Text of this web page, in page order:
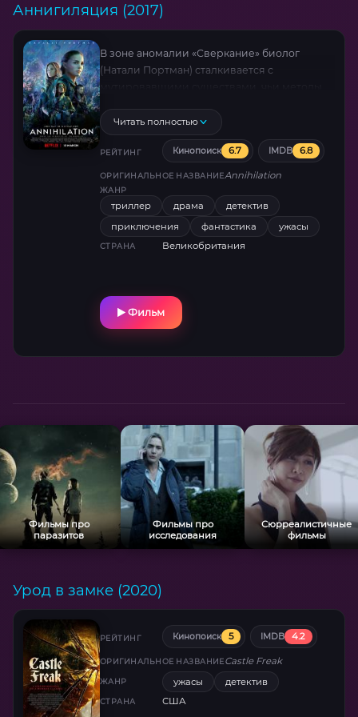
Аннигиляция (2017)
В зоне аномалии «Сверкание» биолог
(Натали Портман) сталкивается с
Алекс Гарленд создал визуально
ошеломляющую аллегорию
саморазрушения. Сцена с «медвежьим»
монстром стала эталоном
экзистенциального ужаса.
Читать полностью
РЕЙТИНГ Кинопоиск 6.7 IMDB 6.8
ОРИГИНАЛЬНОЕ НАЗВАНИЕAnnihilation
ЖАНР
триллер драма
детектив
приключения
фантастика ужасы
СТРАНА Великобритания
Фильм
Фильмы про
паразитов
Фильмы про
исследования
Сюрреалистичные
фильмы
Урод в замке (2020)
РЕЙТИНГ Кинопоиск 5 IMDB 4.2
ОРИГИНАЛЬНОЕ НАЗВАНИЕCastle Freak
ЖАНР ужасы детектив
СТРАНА США